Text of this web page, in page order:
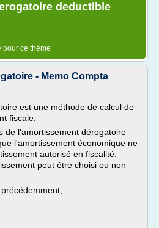
deductible
ce thème
- Memo Compta
est une méthode de calcul de
fiscale.
de l'amortissement dérogatoire
l'amortissement économique ne
autorisé en fiscalité.
peut être choisi ou non